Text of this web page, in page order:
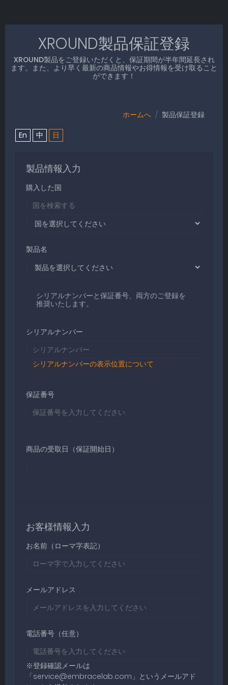
XROUND製品保証登録
XROUND製品をご登録いただくと、保証期間が半年間延長され
ます。また、より早く最新の商品情報やお得情報を受け取ること
ができます！
ホームへ
製品保証登録
En
中 日
製品情報入力
購入した国
製品名
シリアルナンバーと保証番号、両方のご登録を
推奨いたします。
シリアルナンバー
シリアルナンバーの表示位置について
保証番号
商品の受取日（保証開始日）
お客様情報入力
お名前（ローマ字表記）
メールアドレス
電話番号（任意）
※登録確認メールは
「service@embracelab.com 」というメールアド